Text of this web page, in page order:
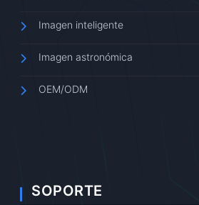
Imagen inteligente
Imagen astronómica
OEM/ODM
SOPORTE